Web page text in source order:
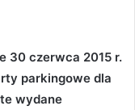
30 czerwca 2015 r.
parkingowe dla
wydane